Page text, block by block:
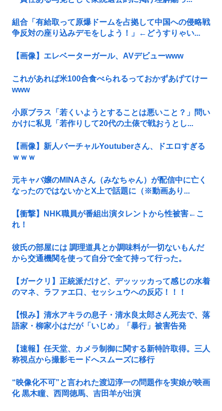
組合「有給取って原爆ドームを占拠して中国への侵略戦
争反対の座り込みデモをしよう！」←どうすりゃい...
【画像】エレベーターガール、AVデビューwww
これがあれば米100合食べられるっておかずあげてけー
www
小原ブラス「若くいようとすることは悪いこと？」問い
かけに私見「若作りして20代の土俵で戦おうとし...
【画像】新人バーチャルYoutuberさん、ドエロすぎる
ｗｗｗ
元キャバ嬢のMINAさん（みなちゃん）が配信中に亡く
なったのではないかとX上で話題に（※動画あり...
【衝撃】NHK職員が番組出演タレントから性被害←こ
れ！
彼氏の部屋には 調理道具とか調味料が一切ないもんだ
から交通機関を使って自分で全て持って行った。
【ガークリ】正統派だけど、デッッッカって感じの水着
のマネ、ラファエ口、セッシュウへの反応！！！
【恨み】清水アキラの息子・清水良太郎さん死去で、落
語家・柳家小はだが「いじめ」「暴行」被害告発
【速報】任天堂、カメラ制御に関する新特許取得。三人
称視点から撮影モードへスムーズに移行
“映像化不可”と言われた渡辺淳一の問題作を実娘が映画
化 黒木瞳、西岡徳馬、吉田羊が出演